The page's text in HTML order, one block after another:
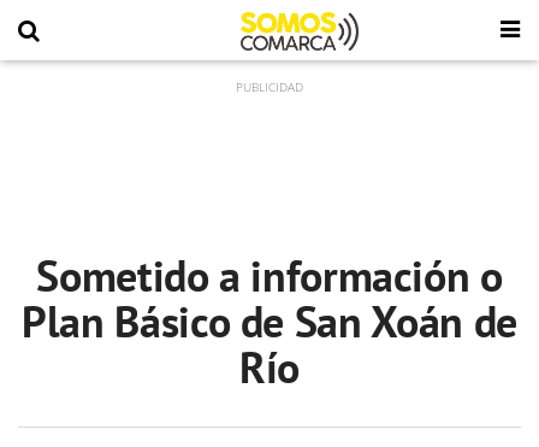
Sometido a información o
Plan Básico de San Xoán de
Río